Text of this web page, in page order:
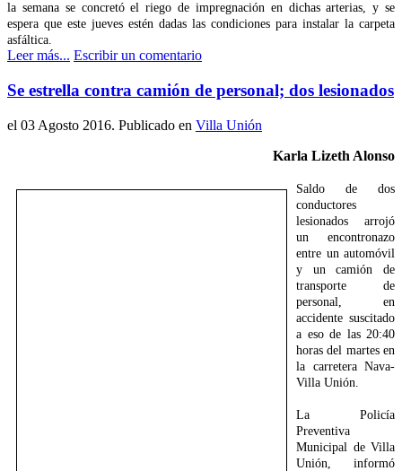
la semana se concretó el riego de impregnación en dichas arterias, y se
espera que este jueves estén dadas las condiciones para instalar la carpeta
asfáltica.
Leer más... Escribir un comentario
Se estrella contra camión de personal; dos lesionados
el 03 Agosto 2016. Publicado en Villa Unión
Karla Lizeth Alonso
Saldo de dos
conductores
lesionados arrojó
un encontronazo
entre un automóvil
y un camión de
transporte de
personal, en
accidente suscitado
a eso de las 20:40
horas del martes en
la carretera Nava-
Villa Unión.
La Policía
Preventiva
Municipal de Villa
Unión, informó